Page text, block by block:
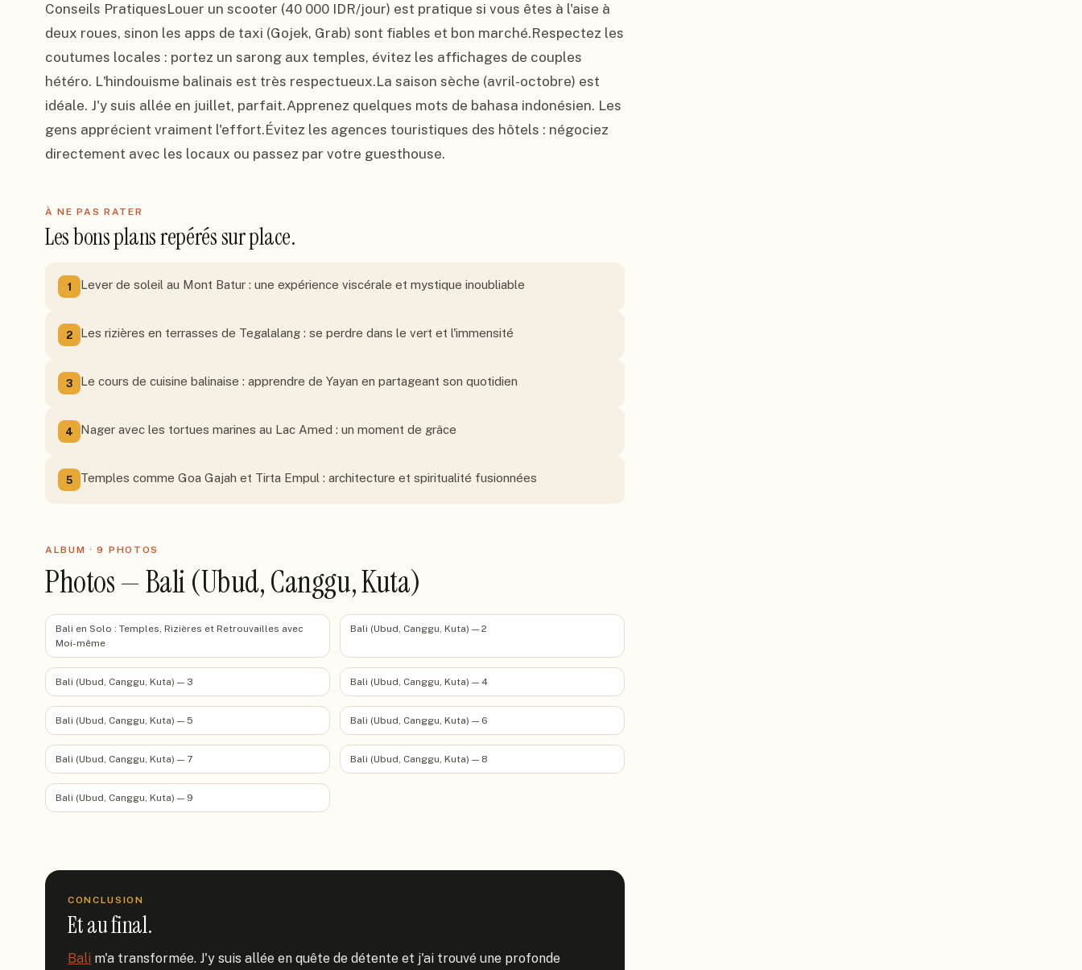
Conseils PratiquesLouer un scooter (40 000 IDR/jour) est pratique si vous êtes à l'aise à
deux roues, sinon les apps de taxi (Gojek, Grab) sont fiables et bon marché.Respectez les
coutumes locales : portez un sarong aux temples, évitez les affichages de couples
hétéro. L'hindouisme balinais est très respectueux.La saison sèche (avril-octobre) est
idéale. J'y suis allée en juillet, parfait.Apprenez quelques mots de bahasa indonésien. Les
gens apprécient vraiment l'effort.Évitez les agences touristiques des hôtels : négociez
directement avec les locaux ou passez par votre guesthouse.
À NE PAS RATER
Les bons plans repérés sur place.
1 Lever de soleil au Mont Batur : une expérience viscérale et mystique inoubliable
2 Les rizières en terrasses de Tegalalang : se perdre dans le vert et l'immensité
3 Le cours de cuisine balinaise : apprendre de Yayan en partageant son quotidien
4 Nager avec les tortues marines au Lac Amed : un moment de grâce
5 Temples comme Goa Gajah et Tirta Empul : architecture et spiritualité fusionnées
ALBUM ·9 PHOTOS
Photos — Bali (Ubud, Canggu, Kuta)
Bali en Solo : Temples, Rizières et Retrouvailles avec
Moi-même
Bali (Ubud, Canggu, Kuta) — 2
Bali (Ubud, Canggu, Kuta) — 3 Bali (Ubud, Canggu, Kuta) — 4
Bali (Ubud, Canggu, Kuta) — 5 Bali (Ubud, Canggu, Kuta) — 6
Bali (Ubud, Canggu, Kuta) — 7 Bali (Ubud, Canggu, Kuta) — 8
Bali (Ubud, Canggu, Kuta) — 9
CONCLUSION
Et au final.
Bali m'a transformée. J'y suis allée en quête de détente et j'ai trouvé une profonde